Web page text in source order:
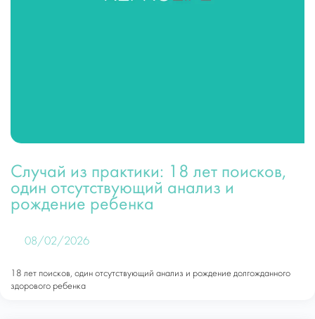
Случай из практики: 18 лет поисков,
один отсутствующий анализ и
рождение ребенка
08/02/2026
18 лет поисков, один отсутствующий анализ и рождение долгожданного
здорового ребенка